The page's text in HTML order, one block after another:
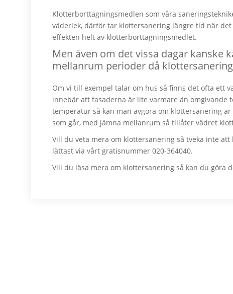
Klotterborttagningsmedlen som våra
väderlek, därför tar klottersanering längre tid när
effekten helt av klotterborttagningsmedlet.
Men även om det vissa dagar kanske
mellanrum perioder då
Om vi till exempel talar om hus så finns det ofta ett
innebär att fasaderna är lite varmare än omgivande
temperatur så kan man avgöra om klottersanering
som går, med jämna mellanrum så tillåter vädret
Vill du veta mera om klottersanering så tveka inte
lättast via vårt gratisnummer 020-364040.
Vill du läsa mera om klottersanering så kan du göra